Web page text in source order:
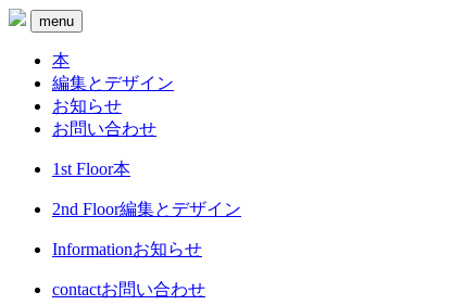
menu
本
編集とデザイン
お知らせ
お問い合わせ
1st Floor本
2nd Floor編集とデザイン
Informationお知らせ
contactお問い合わせ